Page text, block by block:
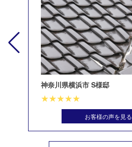
神奈川県横浜市 S様邸
お客様の声を見る